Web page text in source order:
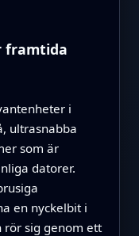
framtida
i
ultrasnabba
som är
datorer.
en nyckelbit i
rör sig genom ett